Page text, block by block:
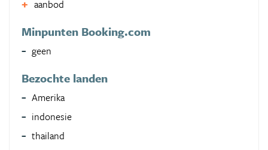
aanbod
Minpunten Booking.com
geen
Bezochte landen
Amerika
indonesie
thailand